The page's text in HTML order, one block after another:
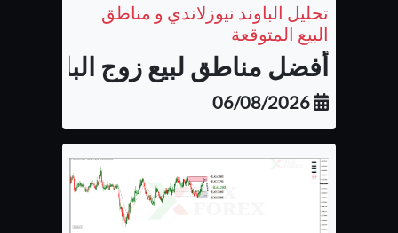
تحليل الباوند نيوزلاندي و مناطق
البيع المتوقعة
أفضل مناطق لبيع زوج الباوند
06/08/2026